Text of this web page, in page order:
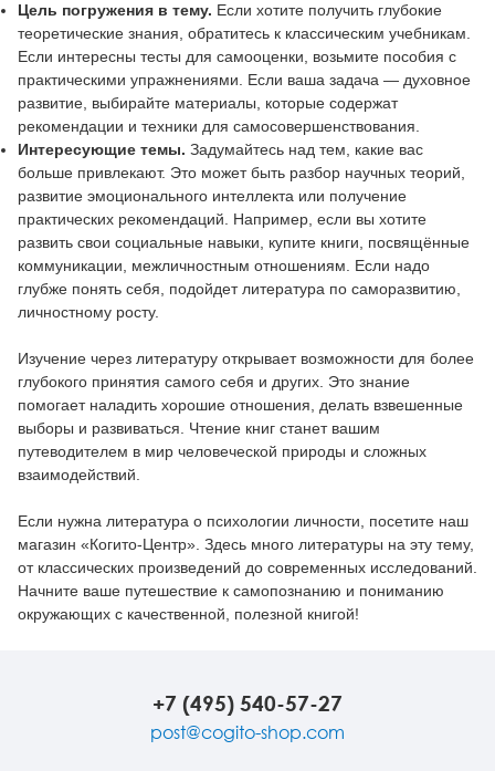
Цель погружения в тему. Если хотите получить глубокие
теоретические знания, обратитесь к классическим учебникам.
Если интересны тесты для самооценки, возьмите пособия с
практическими упражнениями. Если ваша задача — духовное
развитие, выбирайте материалы, которые содержат
рекомендации и техники для самосовершенствования.
Интересующие темы. Задумайтесь над тем, какие вас
больше привлекают. Это может быть разбор научных теорий,
развитие эмоционального интеллекта или получение
практических рекомендаций. Например, если вы хотите
развить свои социальные навыки, купите книги, посвящённые
коммуникации, межличностным отношениям. Если надо
глубже понять себя, подойдет литература по саморазвитию,
личностному росту.
Изучение через литературу открывает возможности для более
глубокого принятия самого себя и других. Это знание
помогает наладить хорошие отношения, делать взвешенные
выборы и развиваться. Чтение книг станет вашим
путеводителем в мир человеческой природы и сложных
взаимодействий.
Если нужна литература о психологии личности, посетите наш
магазин «Когито-Центр». Здесь много литературы на эту тему,
от классических произведений до современных исследований.
Начните ваше путешествие к самопознанию и пониманию
окружающих с качественной, полезной книгой!
+7 (495) 540-57-27
post@cogito-shop.com